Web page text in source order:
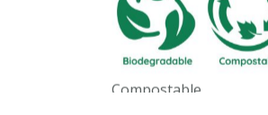
Compostable
(Bioçözünür) hammadde